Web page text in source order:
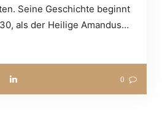
Seine Geschichte beginnt
als der Heilige Amandus…
0